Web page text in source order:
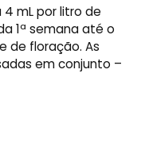
4 mL por litro de
1ª semana até o
de floração. As
em conjunto –